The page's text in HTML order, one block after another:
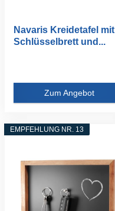
Navaris Kreidetafel mit
Schlüsselbrett und...
Zum Angebot
EMPFEHLUNG NR. 13